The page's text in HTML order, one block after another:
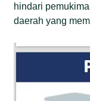
hindari
daerah yang